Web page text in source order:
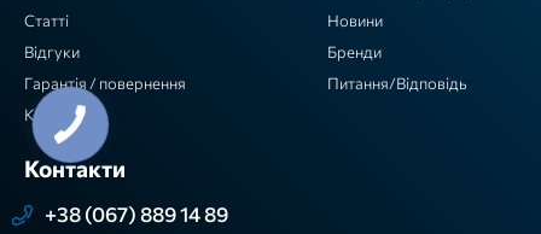
Статті
Відгуки
Гарантія / повернення
Контакти
Новини
Бренди
Питання/Відповідь
Контакти
+38 (067) 889 14 89